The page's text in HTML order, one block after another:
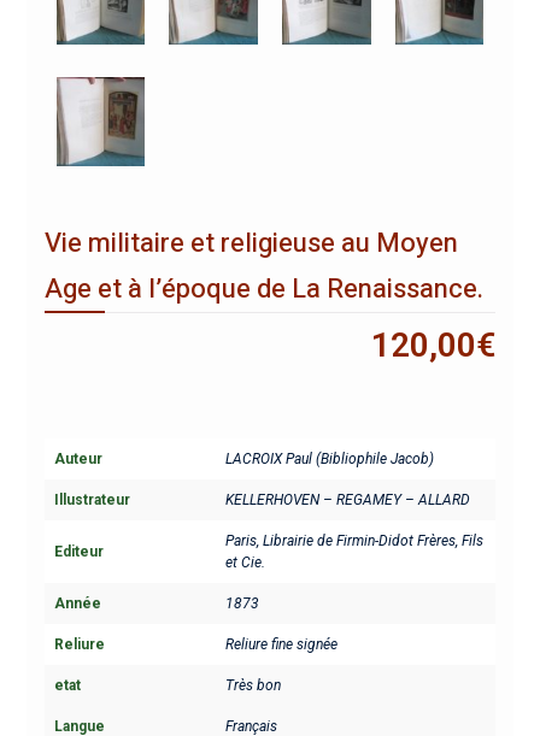
Vie militaire et religieuse au Moyen
Age et à l’époque de La Renaissance.
120,00€
Auteur LACROIX Paul (Bibliophile Jacob)
Illustrateur KELLERHOVEN – REGAMEY – ALLARD
Editeur
Paris, Librairie de Firmin-Didot Frères, Fils
et Cie.
Année 1873
Reliure Reliure fine signée
etat Très bon
Langue Français